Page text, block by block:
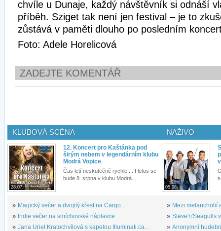
chvíle u Dunaje, každý návštěvník si odnáší
příběh. Sziget tak není jen festival – je to
zůstává v paměti dlouho po posledním
Foto: Adele Horelicová
ZADEJTE KOMENTÁŘ
KLUBOVÁ SCÉNA
28.07.
12. Koncert pro Kaštánka pod
širým nebem v legendárním klubu
Modrá Vopice
Čas letí neskutečně rychle.... I letos se
bude 8. srpna v klubu Modrá...
» Magický večer a dvojitý křest na Cargo...
» Indie večer na smíchovské náplavce
» Jana Uriel Kratochvílová s kapelou Illuminati.ca...
NAŽIVO
05.08.
» Mezi melancholií
» Steve'n'Seagulls
» Anonymní